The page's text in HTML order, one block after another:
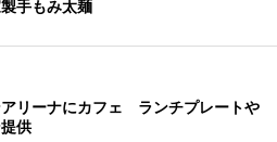
手もみ太麺
リーナにカフェ ランチプレートや
供